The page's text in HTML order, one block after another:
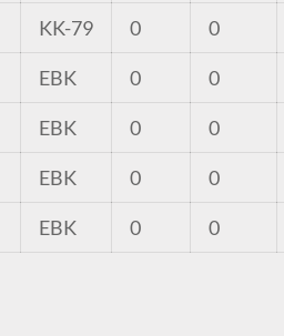
KK-79 0 0
EBK 0 0
EBK 0 0
EBK 0 0
EBK 0 0